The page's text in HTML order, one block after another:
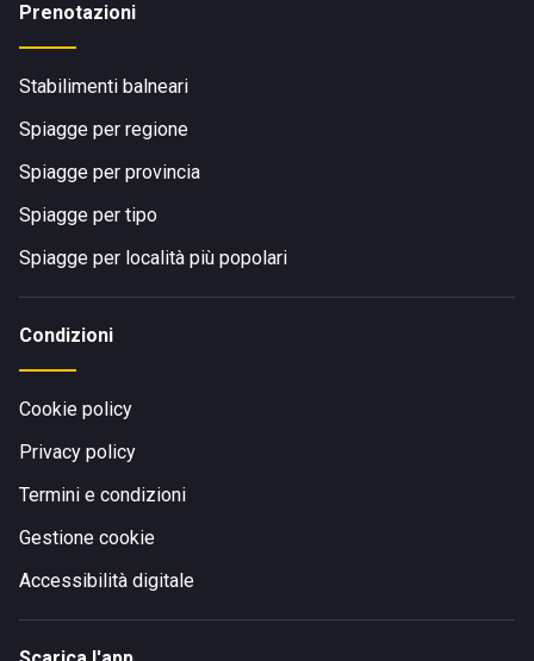
Prenotazioni
Stabilimenti balneari
Spiagge per regione
Spiagge per provincia
Spiagge per tipo
Spiagge per località più popolari
Condizioni
Cookie policy
Privacy policy
Termini e condizioni
Gestione cookie
Accessibilità digitale